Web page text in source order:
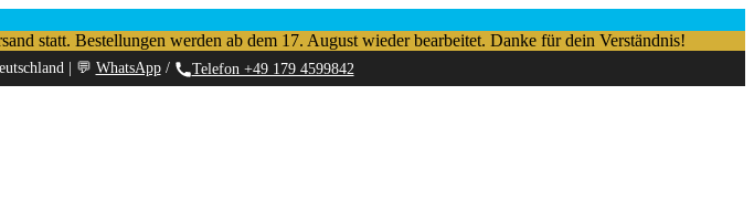
statt. Bestellungen werden ab dem 17. August wieder bearbeitet. Danke für dein Verständnis!
| 💬 WhatsApp/ Telefon +49 179 4599842